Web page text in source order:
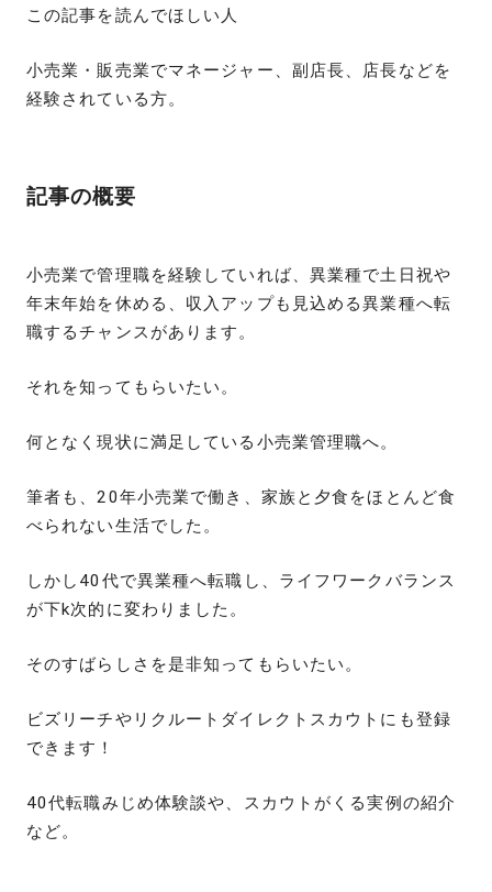
この記事を読んでほしい人
小売業・販売業でマネージャー、副店長、店長などを
経験されている方。
記事の概要
小売業で管理職を経験していれば、異業種で土日祝や
年末年始を休める、収入アップも見込める異業種へ転
職するチャンスがあります。
それを知ってもらいたい。
何となく現状に満足している小売業管理職へ。
筆者も、20年小売業で働き、家族と夕食をほとんど食
べられない生活でした。
しかし40代で異業種へ転職し、ライフワークバランス
が下k次的に変わりました。
そのすばらしさを是非知ってもらいたい。
ビズリーチやリクルートダイレクトスカウトにも登録
できます！
40代転職みじめ体験談や、スカウトがくる実例の紹介
など。